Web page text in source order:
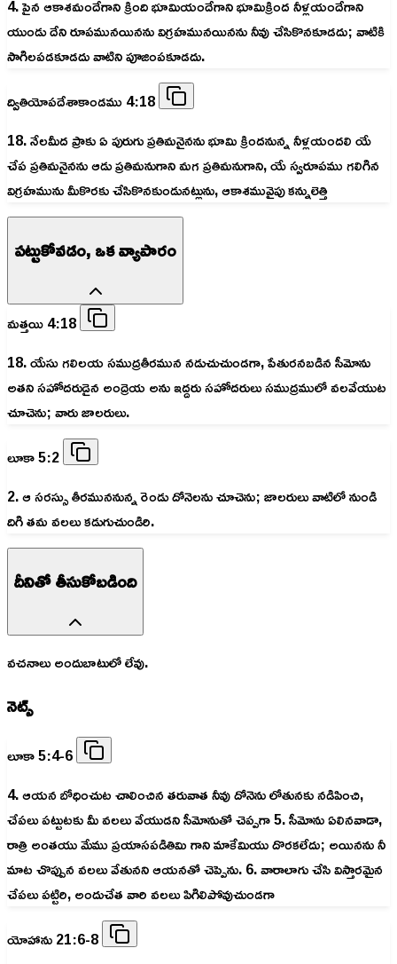
4. పైన ఆకాశమందేగాని క్రింది భూమియందేగాని భూమిక్రింద నీళ్లయందేగాని
యుండు దేని రూపమునయినను విగ్రహమునయినను నీవు చేసికొనకూడదు; వాటికి
సాగిలపడకూడదు వాటిని పూజింపకూడదు.
ద్వితియోపదేశాకాండము 4:18
18. నేలమీద ప్రాకు ఏ పురుగు ప్రతిమనైనను భూమి క్రిందనున్న నీళ్లయందలి యే
చేప ప్రతిమనైనను ఆడు ప్రతిమనుగాని మగ ప్రతిమనుగాని, యే స్వరూపము గలిగిన
విగ్రహమును మీకొరకు చేసికొనకుండునట్లును, ఆకాశమువైపు కన్నులెత్తి
పట్టుకోవడం, ఒక వ్యాపారం
మత్తయి 4:18
18. యేసు గలిలయ సముద్రతీరమున నడుచుచుండగా, పేతురనబడిన సీమోను
అతని సహోదరుడైన అంద్రెయ అను ఇద్దరు సహోదరులు సముద్రములో వలవేయుట
చూచెను; వారు జాలరులు.
లూకా 5:2
2. ఆ సరస్సు తీరముననున్న రెండు దోనెలను చూచెను; జాలరులు వాటిలో నుండి
దిగి తమ వలలు కడుగుచుండిరి.
దీనితో తీసుకోబడింది
వచనాలు అందుబాటులో లేవు.
నెట్స్
లూకా 5:4-6
4. ఆయన బోధించుట చాలించిన తరువాత నీవు దోనెను లోతునకు నడిపించి,
చేపలు పట్టుటకు మీ వలలు వేయుడని సీమోనుతో చెప్పగా 5. సీమోను ఏలినవాడా,
రాత్రి అంతయు మేము ప్రయాసపడితివిు గాని మాకేమియు దొరకలేదు; అయినను నీ
మాట చొప్పున వలలు వేతునని ఆయనతో చెప్పెను. 6. వారాలాగు చేసి విస్తారమైన
చేపలు పట్టిరి, అందుచేత వారి వలలు పిగిలిపోవుచుండగా
యోహాను 21:6-8